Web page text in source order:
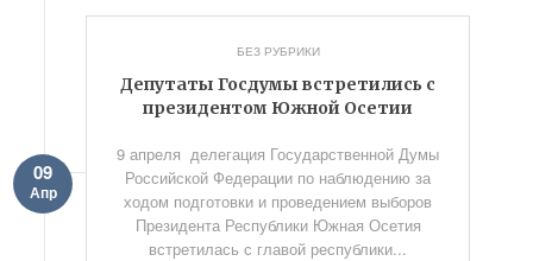
БЕЗ РУБРИКИ
Депутаты Госдумы встретились с
президентом Южной Осетии
09
Апр
9 апреля делегация Государственной Думы
Российской Федерации по наблюдению за
ходом подготовки и проведением выборов
Президента Республики Южная Осетия
встретилась с главой республики...